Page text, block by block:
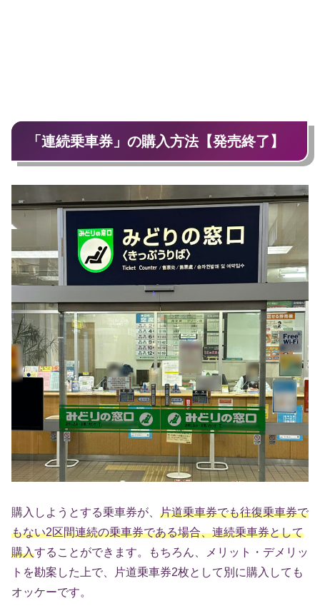
「連続乗車券」の購入方法【発売終了】
購入しようとする乗車券が、 片道乗車券でも往復乗車券で
もない2区間連続の乗車券である場合、連続乗車券として
購入することができます。もちろん、メリット・デメリッ
トを勘案した上で、片道乗車券2枚として別に購入しても
オッケーです。